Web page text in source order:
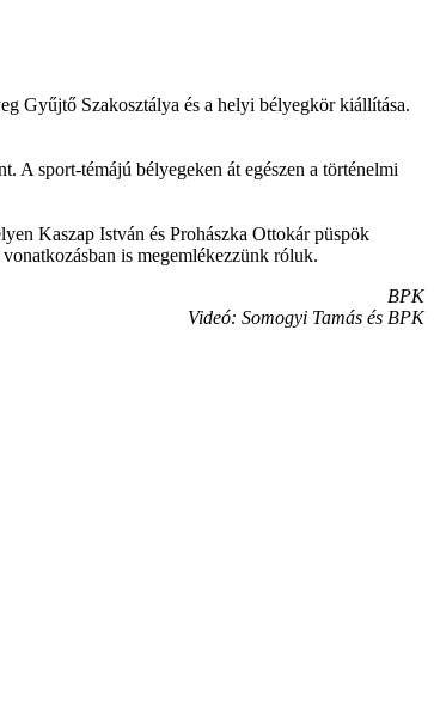
Gyűjtő Szakosztálya és a helyi bélyegkör kiállítása.
A sport-témájú bélyegeken át egészen a történelmi
Kaszap István és Prohászka Ottokár püspök
is megemlékezzünk róluk.
BPK
Videó: Somogyi Tamás és BPK